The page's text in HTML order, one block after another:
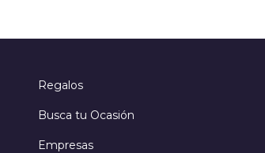
Regalos
Busca tu Ocasión
Empresas